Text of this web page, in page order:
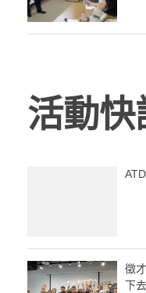
活動快
徵
下去